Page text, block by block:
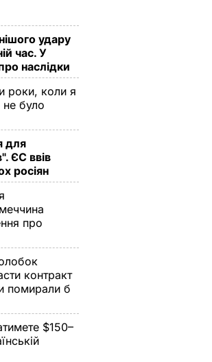
удару
час. У
наслідки
роки, коли я
було
для
ЄС ввів
росіян
про
контракт
помирали б
$150–